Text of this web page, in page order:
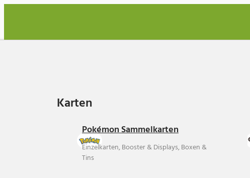
Karten
Pokémon Sammelkarten
Einzelkarten, Booster & Displays, Boxen &
Tins